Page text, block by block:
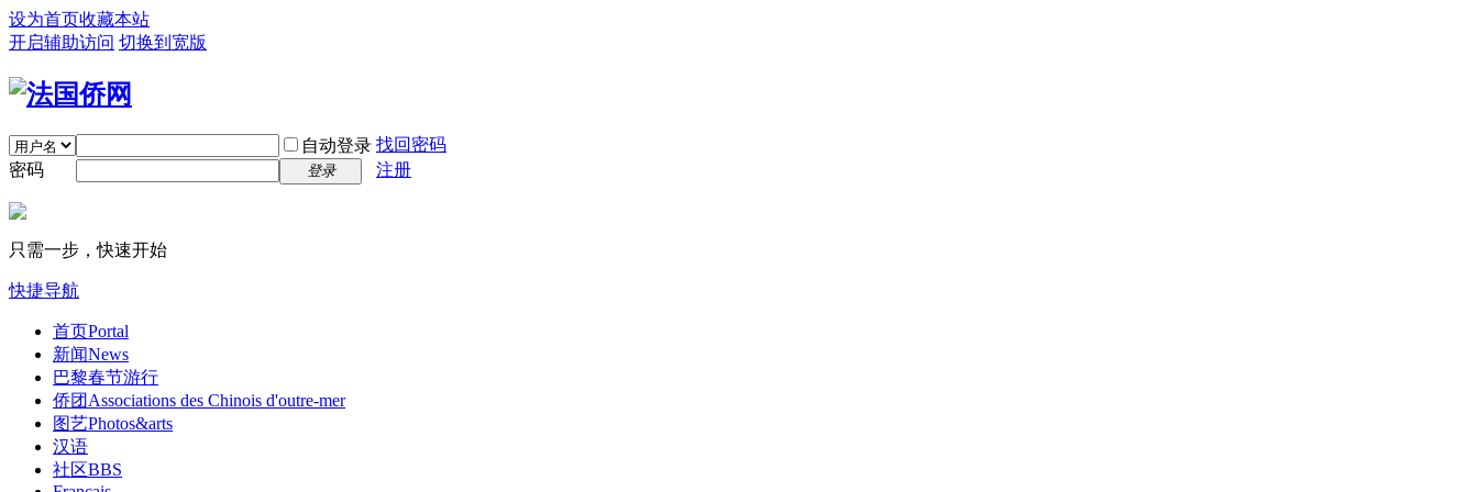
设为首页收藏本站
开启辅助访问 切换到宽版
自动登录 找回密码
密码
登录 注册
只需一步，快速开始
快捷导航
首页Portal
新闻News
巴黎春节游行
侨团 Associations des Chinois d'outre-mer
图艺Photos&arts
汉语
社区BBS